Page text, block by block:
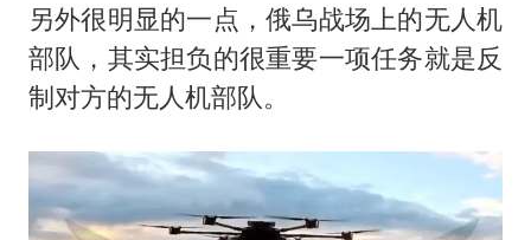
另外很明显的一点，俄乌战场上的无人机
部队，其实担负的很重要一项任务就是反
制对方的无人机部队。